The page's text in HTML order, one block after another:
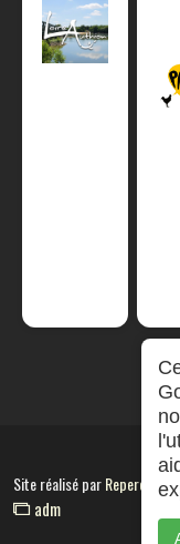
Site réalisé parRepereCom
adm